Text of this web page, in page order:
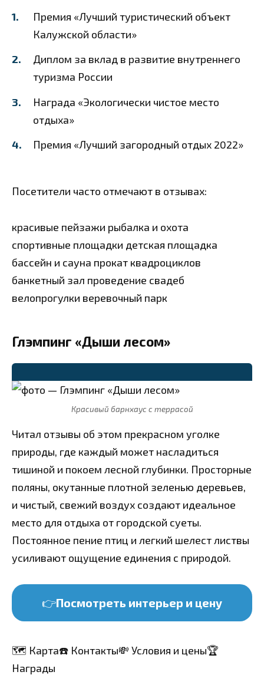
Премия «Лучший туристический объект
Калужской области»
Диплом за вклад в развитие внутреннего
туризма России
Награда «Экологически чистое место
отдыха»
Премия «Лучший загородный отдых 2022»
Посетители часто отмечают в отзывах:
красивые пейзажи рыбалка и охота
спортивные площадки детская площадка
бассейн и сауна прокат квадроциклов
банкетный зал проведение свадеб
велопрогулки веревочный парк
Глэмпинг «Дыши лесом»
Красивый барнхаус с террасой
Читал отзывы об этом прекрасном уголке
природы, где каждый может насладиться
тишиной и покоем лесной глубинки. Просторные
поляны, окутанные плотной зеленью деревьев,
и чистый, свежий воздух создают идеальное
место для отдыха от городской суеты.
Постоянное пение птиц и легкий шелест листвы
усиливают ощущение единения с природой.
👉Посмотреть интерьер и цену
🗺️ Карта☎️ Контакты💸 Условия и цены🏆
Награды